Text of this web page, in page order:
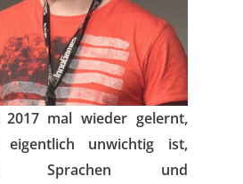
mal wieder gelernt,
unwichtig ist,
Sprachen und